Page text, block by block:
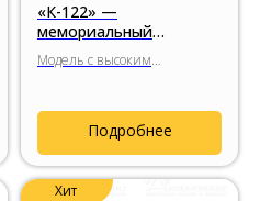
«К-122» —
мемориальный
комплекс с выверенной
композицией и
крестом
Модель с высоким
стелы и цельной
религиозной композицией с
радиусными элементами
основания.
Подробнее
Хит